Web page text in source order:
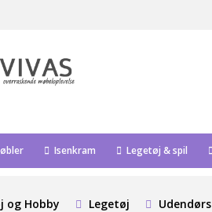
Isenkram Legetøj & spil
og Hobby Legetøj